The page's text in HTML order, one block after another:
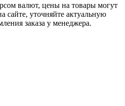
валют, цены на товары могут
сайте, уточняйте актуальную
заказа у менеджера.